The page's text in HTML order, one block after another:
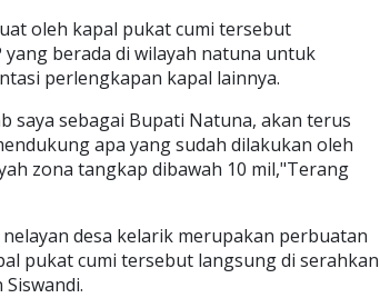
oleh kapal pukat cumi tersebut
berada di wilayah natuna untuk
perlengkapan kapal lainnya.
saya sebagai Bupati Natuna, akan terus
apa yang sudah dilakukan oleh
zona tangkap dibawah 10 mil,"Terang
desa kelarik merupakan perbuatan
pukat cumi tersebut langsung di serahkan